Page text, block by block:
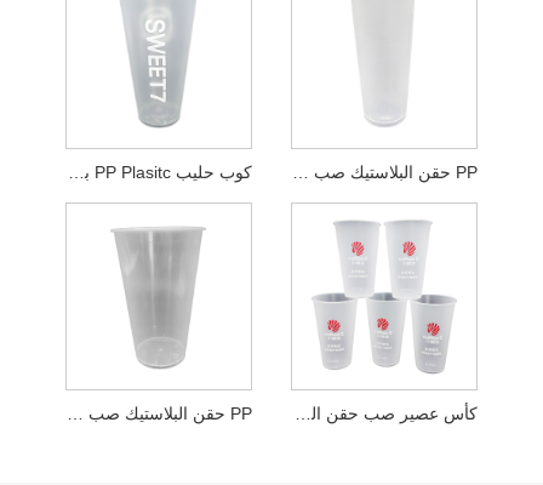
كوب حليب PP Plasitc بالحقن PP حقن البلاستيك صب فنجان القهوة
PP حقن البلاستيك صب كأس الشاي فقاعة كأس عصير صب حقن البلاستيك PP